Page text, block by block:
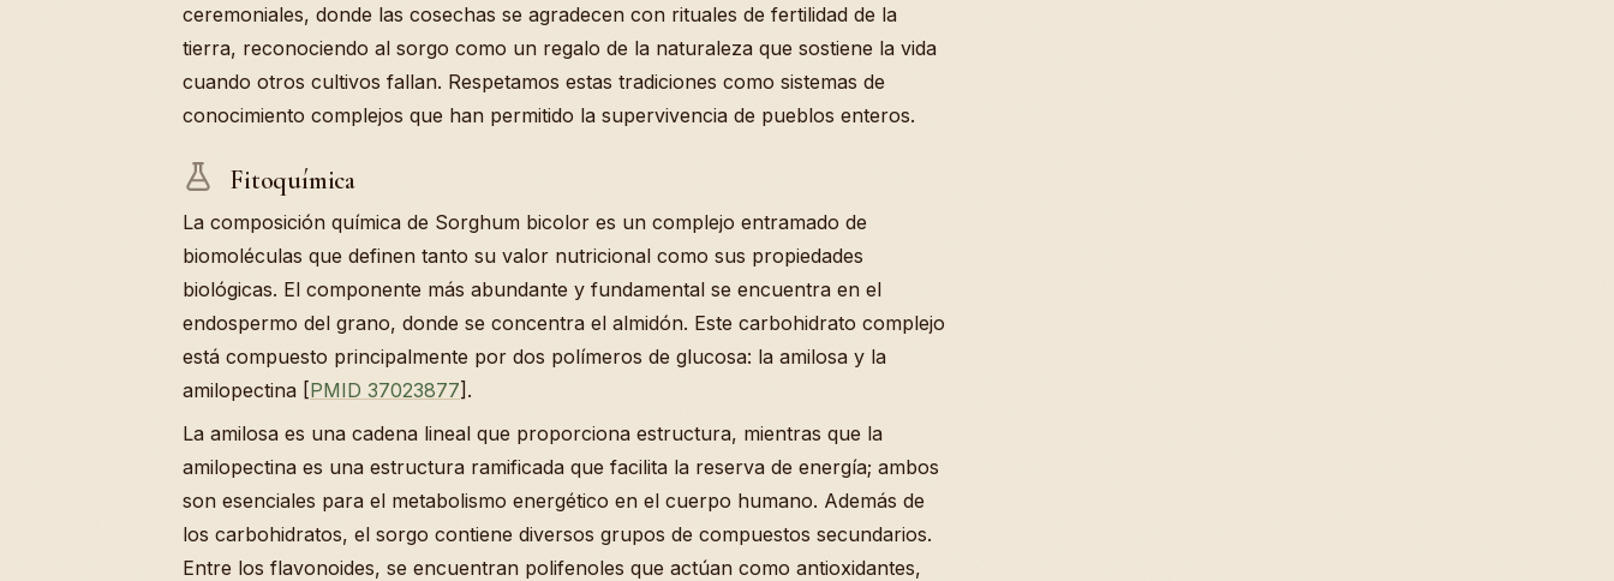
ceremoniales, donde las cosechas se agradecen con rituales de fertilidad de la
tierra, reconociendo al sorgo como un regalo de la naturaleza que sostiene la vida
cuando otros cultivos fallan. Respetamos estas tradiciones como sistemas de
conocimiento complejos que han permitido la supervivencia de pueblos enteros.
Fitoquímica
La composición química de Sorghum bicolor es un complejo entramado de
biomoléculas que definen tanto su valor nutricional como sus propiedades
biológicas. El componente más abundante y fundamental se encuentra en el
endospermo del grano, donde se concentra el almidón. Este carbohidrato complejo
está compuesto principalmente por dos polímeros de glucosa: la amilosa y la
amilopectina [PMID 37023877].
La amilosa es una cadena lineal que proporciona estructura, mientras que la
amilopectina es una estructura ramificada que facilita la reserva de energía; ambos
son esenciales para el metabolismo energético en el cuerpo humano. Además de
los carbohidratos, el sorgo contiene diversos grupos de compuestos secundarios.
Entre los flavonoides, se encuentran polifenoles que actúan como antioxidantes,